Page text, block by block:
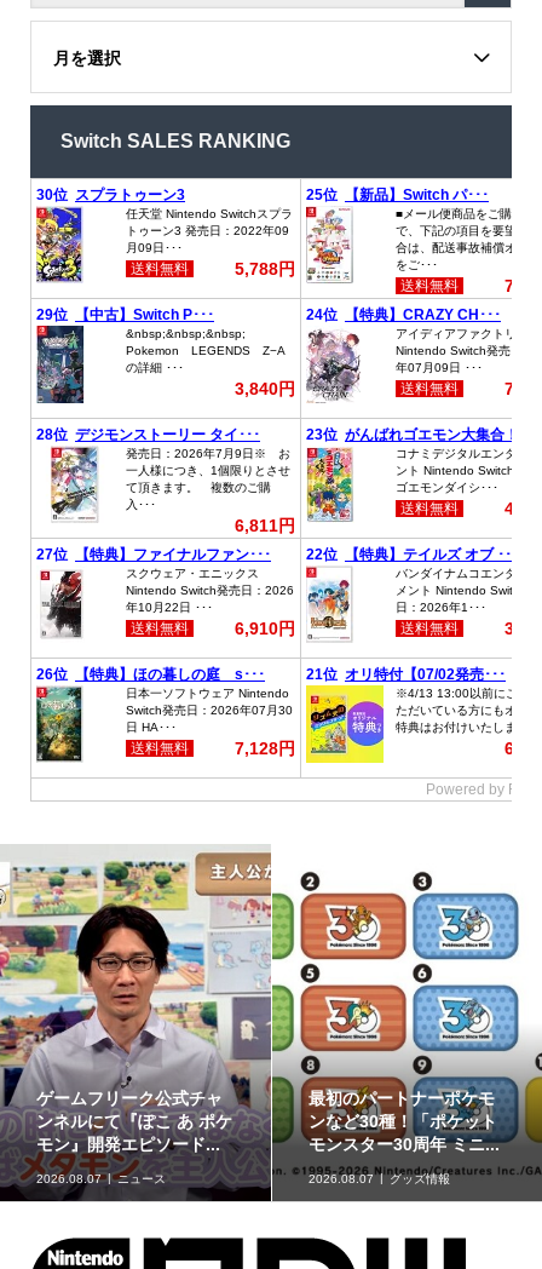
月を選択
Switch SALES RANKING
ポケモンの姿のソフビ貯
金箱「ポケモンコインバ
ンク」に、ゲンガーな...
2026.08.07 グッズ情報
8月7日より事前抽選開
始！ 高知県にて「N響メ
ンバーによるポケモン...
2026.08.07 イベント情報